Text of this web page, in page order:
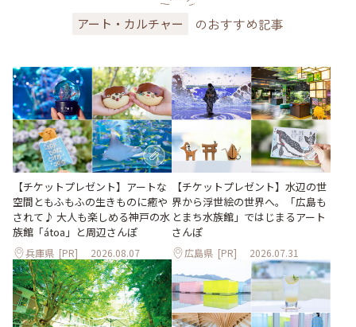
アート・カルチャー のおすすめ記事
【チケットプレゼント】アートな
空間ともふもふの生きものに癒や
されて♪ 大人も楽しめる神戸の水
族館「átoa」と周辺さんぽ
兵庫県 [PR] 2026.08.07
【チケットプレゼント】水辺の世
界から浮世絵の世界へ。「広島も
とまち水族館」ではじまるアート
さんぽ
広島県 [PR] 2026.07.31